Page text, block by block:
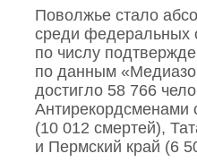
Поволжье стало
среди федеральных
по числу
по данным
достигло 58 766
Антирекордсменами
(10 012 смертей),
и Пермский край (6